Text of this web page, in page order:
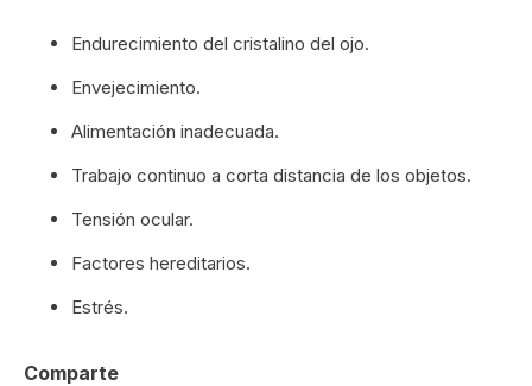
Endurecimiento del cristalino del ojo.
Envejecimiento.
Alimentación inadecuada.
Trabajo continuo a corta distancia de los objetos.
Tensión ocular.
Factores hereditarios.
Estrés.
Comparte